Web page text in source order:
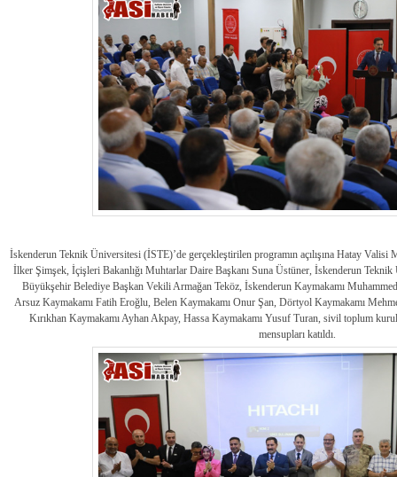
İskenderun Teknik Üniversitesi (İSTE)’de gerçekleştirilen programın açılışına Hatay Valisi
İlker Şimşek, İçişleri Bakanlığı Muhtarlar Daire Başkanı Suna Üstüner, İskenderun
Büyükşehir Belediye Başkan Vekili Armağan Teköz, İskenderun Kaymakamı
Arsuz Kaymakamı Fatih Eroğlu, Belen Kaymakamı Onur Şan, Dörtyol Kaymakamı
Kırıkhan Kaymakamı Ayhan Akpay, Hassa Kaymakamı Yusuf Turan, sivil toplum
mensupları katıldı.